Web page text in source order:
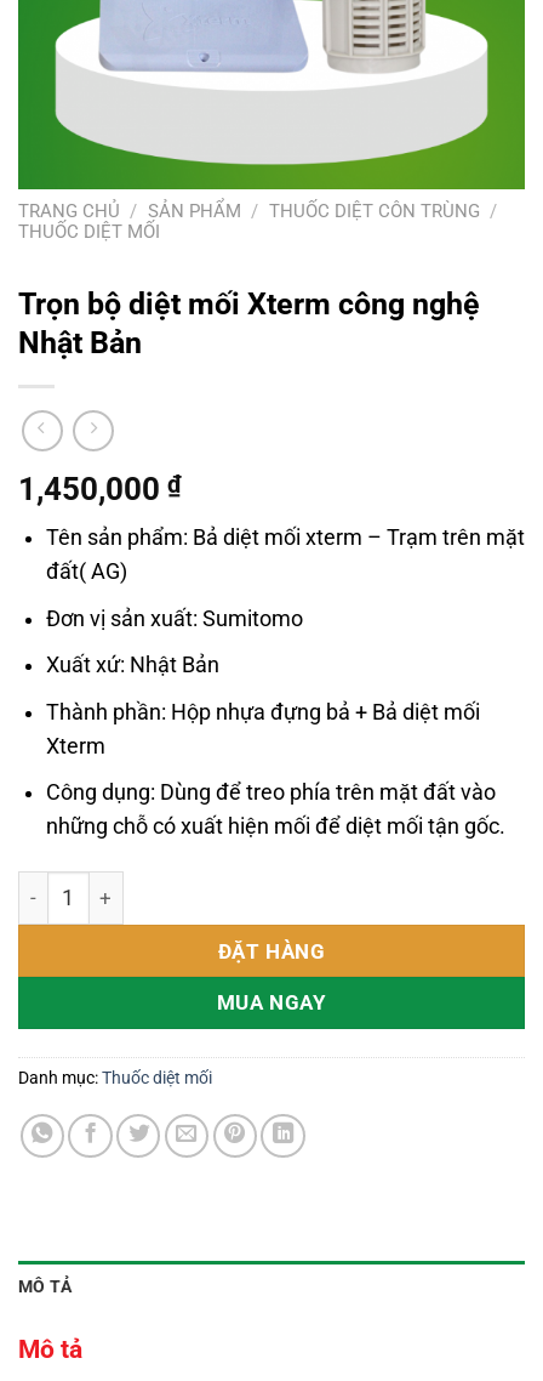
TRANG CHỦ / SẢN PHẨM / THUỐC DIỆT CÔN TRÙNG /
THUỐC DIỆT MỐI
Trọn bộ diệt mối Xterm công nghệ
Nhật Bản
1,450,000 ₫
Tên sản phẩm: Bả diệt mối xterm – Trạm trên mặt
đất( AG)
Đơn vị sản xuất: Sumitomo
Xuất xứ: Nhật Bản
Thành phần: Hộp nhựa đựng bả + Bả diệt mối
Xterm
Công dụng: Dùng để treo phía trên mặt đất vào
những chỗ có xuất hiện mối để diệt mối tận gốc.
Trọn bộ diệt mối Xterm công nghệ Nhật Bản số lượng
ĐẶT HÀNG
MUA NGAY
Danh mục:Thuốc diệt mối
MÔ TẢ
Mô tả